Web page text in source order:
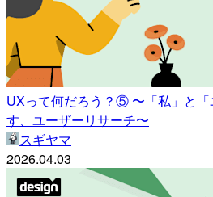
UXって何だろう？⑤ 〜「私」と「
す、ユーザーリサーチ〜
スギヤマ
2026.04.03